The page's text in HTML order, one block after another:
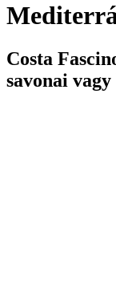
Costa
savonai